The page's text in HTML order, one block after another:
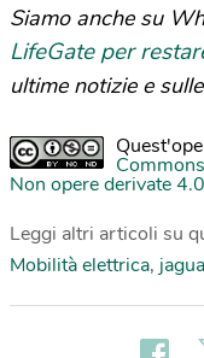
Siamo anche su
LifeGate per
ultime notizie e
Non opere derivate
Leggi altri articoli su
Mobilità elettrica,